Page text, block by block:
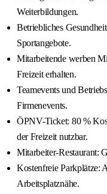
Weiterbildungen.
Betriebliches
Sportangebote.
Mitarbeitende werben
Freizeit erhalten.
Teamevents und
Firmenevents.
ÖPNV-Ticket: 80 %
der Freizeit nutzbar.
Mitarbeiter-Restaurant:
Kostenfreie Parkplätze:
Arbeitsplatznähe.